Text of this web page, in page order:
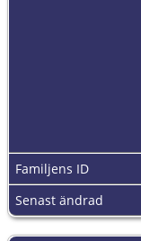
Familjens ID
Senast ändrad